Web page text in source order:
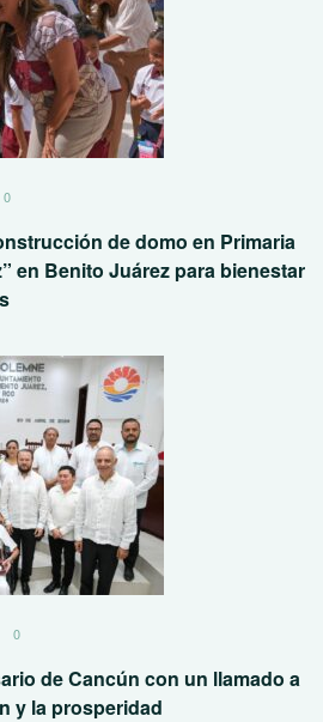
0
de domo en Primaria
en Benito Juárez para bienestar
0
de Cancún con un llamado a
y la prosperidad